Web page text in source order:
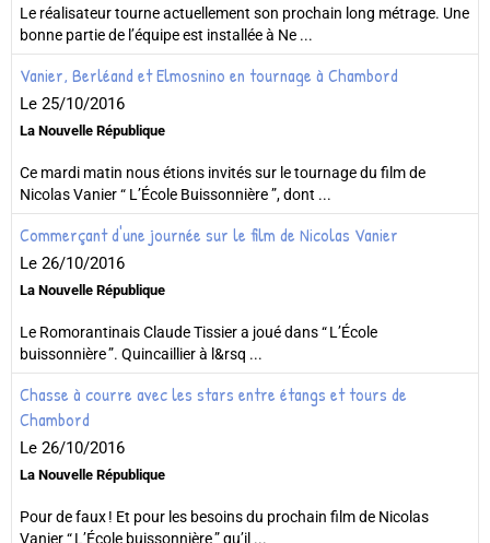
Le réalisateur tourne actuellement son prochain long métrage. Une
bonne partie de l’équipe est installée à Ne ...
Vanier, Berléand et Elmosnino en tournage à Chambord
Le 25/10/2016
La Nouvelle République
Ce mardi matin nous étions invités sur le tournage du film de
Nicolas Vanier “ L’École Buissonnière ”, dont ...
Commerçant d'une journée sur le film de Nicolas Vanier
Le 26/10/2016
La Nouvelle République
Le Romorantinais Claude Tissier a joué dans “ L’École
buissonnière ”. Quincaillier à l&rsq ...
Chasse à courre avec les stars entre étangs et tours de
Chambord
Le 26/10/2016
La Nouvelle République
Pour de faux ! Et pour les besoins du prochain film de Nicolas
Vanier “ L’École buissonnière ” qu’il ...